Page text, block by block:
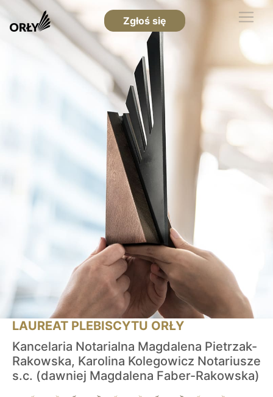
Zgłoś się
LAUREAT PLEBISCYTU ORŁY
Kancelaria Notarialna Magdalena Pietrzak-
Rakowska, Karolina Kolegowicz Notariusze
s.c. (dawniej Magdalena Faber-Rakowska)